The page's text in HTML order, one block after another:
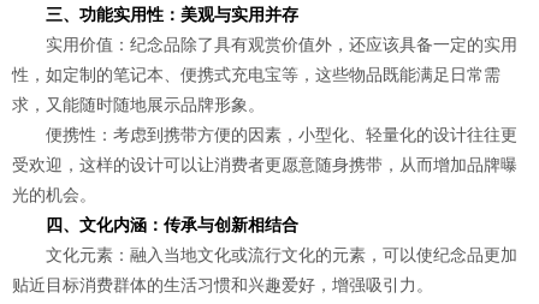
三、功能实用性：美观与实用并存
实用价值：纪念品除了具有观赏价值外，还应该具备一定的实用
性，如定制的笔记本、便携式充电宝等，这些物品既能满足日常需
求，又能随时随地展示品牌形象。
便携性：考虑到携带方便的因素，小型化、轻量化的设计往往更
受欢迎，这样的设计可以让消费者更愿意随身携带，从而增加品牌曝
光的机会。
四、文化内涵：传承与创新相结合
文化元素：融入当地文化或流行文化的元素，可以使纪念品更加
贴近目标消费群体的生活习惯和兴趣爱好，增强吸引力。